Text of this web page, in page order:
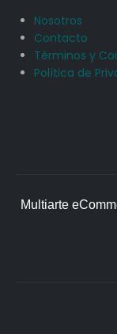
Nosotros
Contacto
Términos y
Política de
Multiarte